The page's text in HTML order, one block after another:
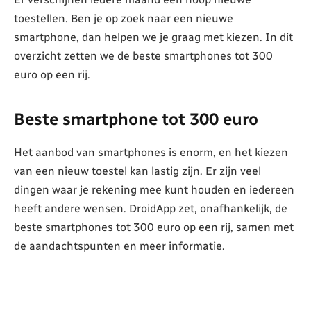
toestellen. Ben je op zoek naar een nieuwe
smartphone, dan helpen we je graag met kiezen. In dit
overzicht zetten we de beste smartphones tot 300
euro op een rij.
Beste smartphone tot 300 euro
Het aanbod van smartphones is enorm, en het kiezen
van een nieuw toestel kan lastig zijn. Er zijn veel
dingen waar je rekening mee kunt houden en iedereen
heeft andere wensen. DroidApp zet, onafhankelijk, de
beste smartphones tot 300 euro op een rij, samen met
de aandachtspunten en meer informatie.